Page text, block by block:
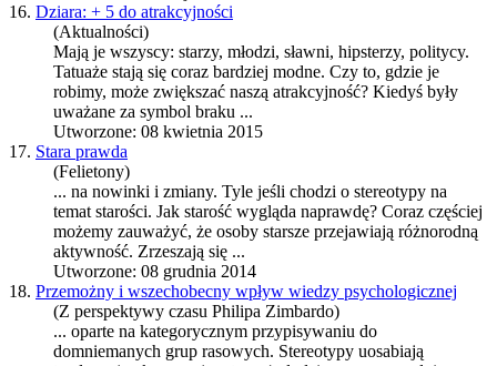
16. Dziara: + 5 do atrakcyjności
(Aktualności)
Mają je wszyscy: starzy, młodzi, sławni, hipsterzy, politycy.
Tatuaże stają się coraz bardziej modne. Czy to, gdzie je
robimy, może zwiększać naszą atrakcyjność? Kiedyś były
uważane za symbol braku ...
Utworzone: 08 kwietnia 2015
17. Stara prawda
(Felietony)
... na nowinki i zmiany. Tyle jeśli chodzi o stereotypy na
temat starości. Jak starość wygląda naprawdę? Coraz częściej
możemy zauważyć, że osoby starsze przejawiają różnorodną
aktywność. Zrzeszają się ...
Utworzone: 08 grudnia 2014
18. Przemożny i wszechobecny wpływ wiedzy psychologicznej
(Z perspektywy czasu Philipa Zimbardo)
... oparte na kategorycznym przypisywaniu do
domniemanych grup rasowych. Stereotypy uosabiają